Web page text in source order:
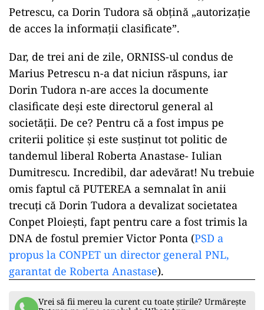
Petrescu, ca Dorin Tudora să obțină „autorizaţie
de acces la informaţii clasificate”.
Dar, de trei ani de zile, ORNISS-ul condus de
Marius Petrescu n-a dat niciun răspuns, iar
Dorin Tudora n-are acces la documente
clasificate deși este directorul general al
societății. De ce? Pentru că a fost impus pe
criterii politice și este susținut tot politic de
tandemul liberal Roberta Anastase- Iulian
Dumitrescu. Incredibil, dar adevărat! Nu trebuie
omis faptul că PUTEREA a semnalat în anii
trecuți că Dorin Tudora a devalizat societatea
Conpet Ploiești, fapt pentru care a fost trimis la
DNA de fostul premier Victor Ponta (PSD a
propus la CONPET un director general PNL,
garantat de Roberta Anastase).
Vrei să fii mereu la curent cu toate știrile? Urmărește